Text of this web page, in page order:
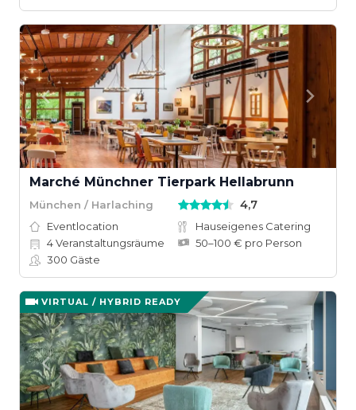
Marché Münchner Tierpark Hellabrunn
München / Harlaching 4,7
Eventlocation
Hauseigenes Catering
4Veranstaltungsräume
50–100 € pro Person
300 Gäste
VIRTUAL / HYBRID READY